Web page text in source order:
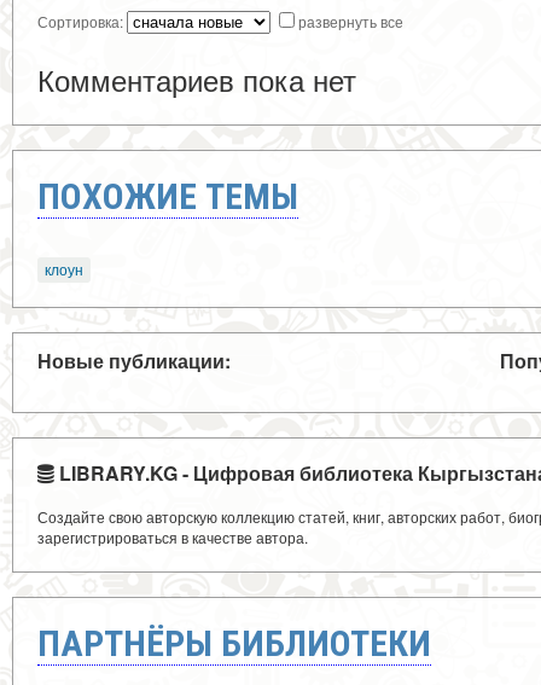
Сортировка: развернуть все
Комментариев пока нет
ПОХОЖИЕ ТЕМЫ
клоун
Новые публикации:
LIBRARY.KG - Цифровая библиотека
Создайте свою авторскую коллекцию статей, книг, авторских работ,
зарегистрироваться в качестве автора.
ПАРТНЁРЫ БИБЛИОТЕКИ